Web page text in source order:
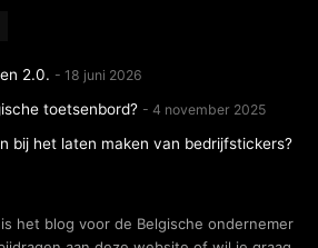
2.0. 18 juni 2026
toetsenbord? 4 november 2025
bij het laten maken van bedrijfstickers?
het blog voor de Belgische ondernemer